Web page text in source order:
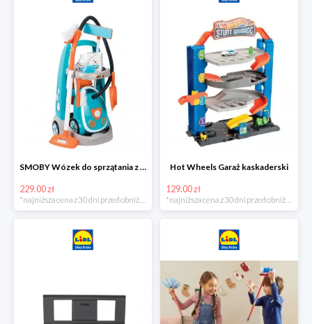
SMOBY Wózek do sprzątania z odkurzaczem
229.00 zł
Hot Wheels Garaż kaskaderski
129.00 zł